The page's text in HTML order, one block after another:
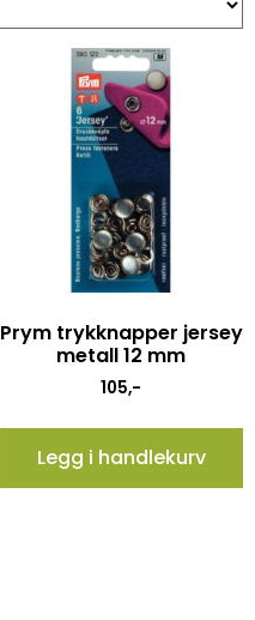
Prym trykknapper jersey
metall 12 mm
105,-
Legg i handlekurv